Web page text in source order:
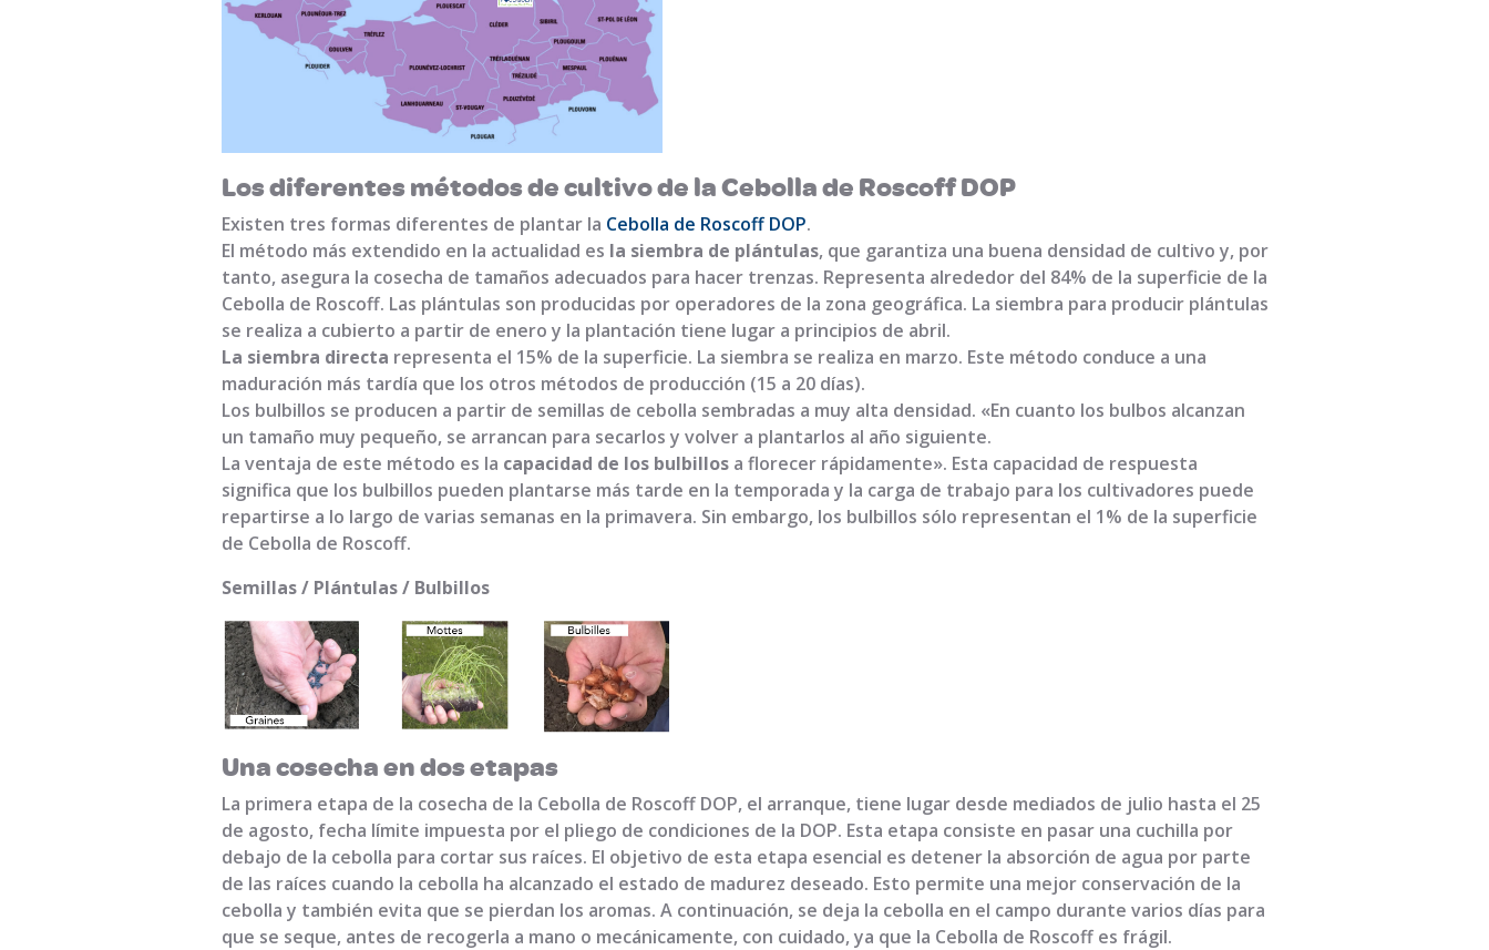
Los diferentes métodos de cultivo de la Cebolla de Roscoff DOP
Existen tres formas diferentes de plantar la Cebolla de Roscoff DOP.
El método más extendido en la actualidad es la siembra de plántulas, que garantiza una buena densidad de cultivo y, por
tanto, asegura la cosecha de tamaños adecuados para hacer trenzas. Representa alrededor del 84% de la superficie de la
Cebolla de Roscoff. Las plántulas son producidas por operadores de la zona geográfica. La siembra para producir plántulas
se realiza a cubierto a partir de enero y la plantación tiene lugar a principios de abril.
La siembra directa representa el 15% de la superficie. La siembra se realiza en marzo. Este método conduce a una
maduración más tardía que los otros métodos de producción (15 a 20 días).
Los bulbillos se producen a partir de semillas de cebolla sembradas a muy alta densidad. «En cuanto los bulbos alcanzan
un tamaño muy pequeño, se arrancan para secarlos y volver a plantarlos al año siguiente.
La ventaja de este método es la capacidad de los bulbillosa florecer rápidamente». Esta capacidad de respuesta
significa que los bulbillos pueden plantarse más tarde en la temporada y la carga de trabajo para los cultivadores puede
repartirse a lo largo de varias semanas en la primavera. Sin embargo, los bulbillos sólo representan el 1% de la superficie
de Cebolla de Roscoff.
Semillas / Plántulas / Bulbillos
Una cosecha en dos etapas
La primera etapa de la cosecha de la Cebolla de Roscoff DOP, el arranque, tiene lugar desde mediados de julio hasta el 25
de agosto, fecha límite impuesta por el pliego de condiciones de la DOP. Esta etapa consiste en pasar una cuchilla por
debajo de la cebolla para cortar sus raíces. El objetivo de esta etapa esencial es detener la absorción de agua por parte
de las raíces cuando la cebolla ha alcanzado el estado de madurez deseado. Esto permite una mejor conservación de la
cebolla y también evita que se pierdan los aromas. A continuación, se deja la cebolla en el campo durante varios días para
que se seque, antes de recogerla a mano o mecánicamente, con cuidado, ya que la Cebolla de Roscoff es frágil.